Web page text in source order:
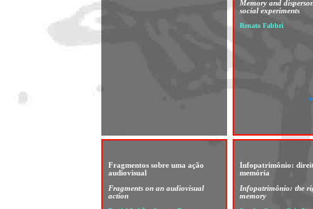
Memory and
social experiments
Renato Fabbri
Fragmentos sobre uma ação
audiovisual
Fragments on an audiovisual
action
Infopatrimônio:
memória
Infopatrimônio: the
memory